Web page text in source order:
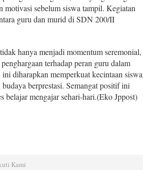
motivasi sebelum siswa tampil. Kegiatan
guru dan murid di SDN 200/II
hanya menjadi momentum seremonial,
terhadap peran guru dalam
diharapkan memperkuat kecintaan siswa
berprestasi. Semangat positif ini
belajar mengajar sehari-hari.(Eko Jppost)
Kami